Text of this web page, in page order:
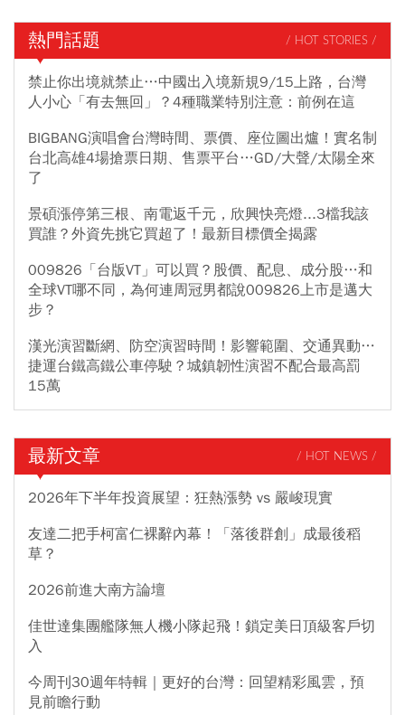
熱門話題 / HOT STORIES /
禁止你出境就禁止…中國出入境新規9/15上路，台灣
人小心「有去無回」？4種職業特別注意：前例在這
BIGBANG演唱會台灣時間、票價、座位圖出爐！實名制
台北高雄4場搶票日期、售票平台…GD/大聲/太陽全來
了
景碩漲停第三根、南電返千元，欣興快亮燈...3檔我該
買誰？外資先挑它買超了！最新目標價全揭露
009826「台版VT」可以買？股價、配息、成分股…和
全球VT哪不同，為何連周冠男都說009826上市是邁大
步？
漢光演習斷網、防空演習時間！影響範圍、交通異動…
捷運台鐵高鐵公車停駛？城鎮韌性演習不配合最高罰
15萬
最新文章 / HOT NEWS /
2026年下半年投資展望：狂熱漲勢 vs 嚴峻現實
友達二把手柯富仁裸辭內幕！「落後群創」成最後稻
草？
2026前進大南方論壇
佳世達集團艦隊無人機小隊起飛！鎖定美日頂級客戶切
入
今周刊30週年特輯｜更好的台灣：回望精彩風雲，預
見前瞻行動